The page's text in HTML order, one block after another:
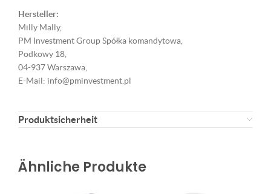
Hersteller:
Milly Mally,
PM Investment Group Spółka komandytowa,
Podkowy 18,
04-937 Warszawa,
E-Mail: info@pminvestment.pl
Produktsicherheit
Ähnliche Produkte